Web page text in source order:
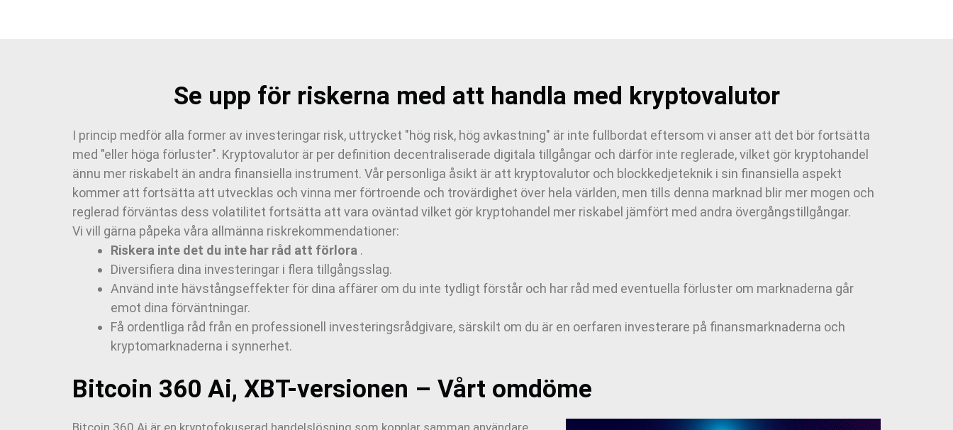
Se upp för riskerna med att handla med kryptovalutor
I princip medför alla former av investeringar risk, uttrycket "hög risk, hög avkastning" är inte fullbordat eftersom vi anser att det bör fortsätta
med "eller höga förluster". Kryptovalutor är per definition decentraliserade digitala tillgångar och därför inte reglerade, vilket gör kryptohandel
ännu mer riskabelt än andra finansiella instrument. Vår personliga åsikt är att kryptovalutor och blockkedjeteknik i sin finansiella aspekt
kommer att fortsätta att utvecklas och vinna mer förtroende och trovärdighet över hela världen, men tills denna marknad blir mer mogen och
reglerad förväntas dess volatilitet fortsätta att vara oväntad vilket gör kryptohandel mer riskabel jämfört med andra övergångstillgångar.
Vi vill gärna påpeka våra allmänna riskrekommendationer:
Riskera inte det du inte har råd att förlora .
Diversifiera dina investeringar i flera tillgångsslag.
Använd inte hävstångseffekter för dina affärer om du inte tydligt förstår och har råd med eventuella förluster om marknaderna går
emot dina förväntningar.
Få ordentliga råd från en professionell investeringsrådgivare, särskilt om du är en oerfaren investerare på finansmarknaderna och
kryptomarknaderna i synnerhet.
Bitcoin 360 Ai, XBT-versionen – Vårt omdöme